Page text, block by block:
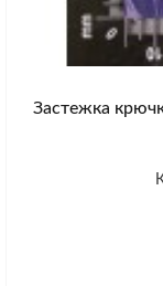
Застежка